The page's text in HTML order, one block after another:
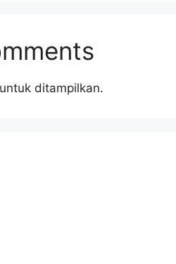
ditampilkan.